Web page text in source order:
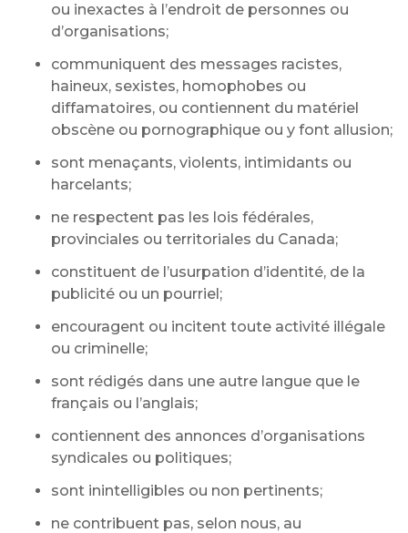
ou inexactes à l’endroit de personnes ou
d’organisations;
communiquent des messages racistes,
haineux, sexistes, homophobes ou
diffamatoires, ou contiennent du matériel
obscène ou pornographique ou y font allusion;
sont menaçants, violents, intimidants ou
harcelants;
ne respectent pas les lois fédérales,
provinciales ou territoriales du Canada;
constituent de l’usurpation d’identité, de la
publicité ou un pourriel;
encouragent ou incitent toute activité illégale
ou criminelle;
sont rédigés dans une autre langue que le
français ou l’anglais;
contiennent des annonces d’organisations
syndicales ou politiques;
sont inintelligibles ou non pertinents;
ne contribuent pas, selon nous, au